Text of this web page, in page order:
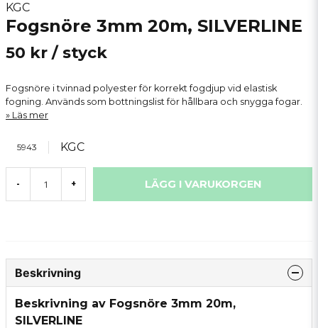
KGC
Fogsnöre 3mm 20m, SILVERLINE
50 kr / styck
Fogsnöre i tvinnad polyester för korrekt fogdjup vid elastisk
fogning. Används som bottningslist för hållbara och snygga fogar.
Läs mer
5943 KGC
- + LÄGG I VARUKORGEN
Beskrivning
Beskrivning av Fogsnöre 3mm 20m,
SILVERLINE